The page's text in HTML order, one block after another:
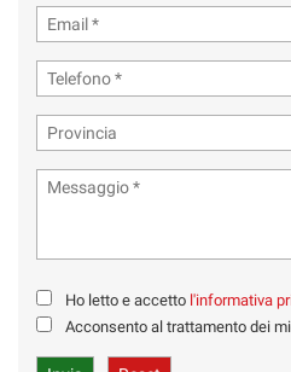
Ho letto e accetto l'informativa
Acconsento al trattamento dei